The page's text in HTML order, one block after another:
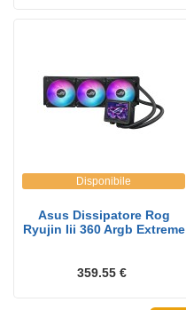
Disponibile
Asus Dissipatore Rog
Ryujin Iii 360 Argb Extreme
359.55 €